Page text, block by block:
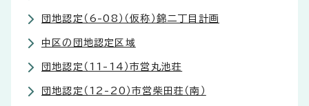
団地認定（6-08）（仮称）錦二丁目計画
中区の団地認定区域
団地認定（11-14）市営丸池荘
団地認定（12-20）市営柴田荘（南）